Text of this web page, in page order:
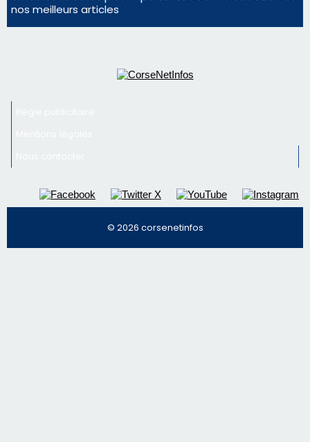
Mentions légales
Nous contacter